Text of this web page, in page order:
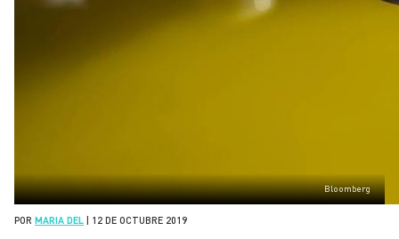
Bloomberg
POR MARIA DEL 12 DE OCTUBRE 2019